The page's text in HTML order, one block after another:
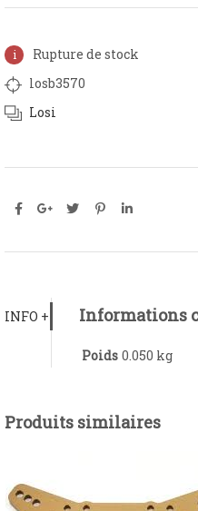
Rupture de stock
losb3570
Losi
INFO + Informations
Poids 0.050 kg
Produits similaires